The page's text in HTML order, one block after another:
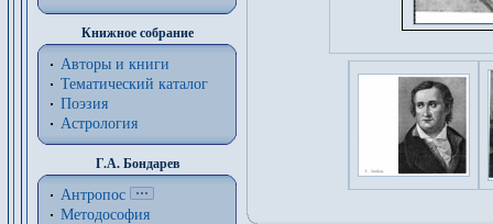
Книжное собрание
Авторы и книги
Тематический каталог
Поэзия
Астрология
Г.А. Бондарев
Антропос
Методософия